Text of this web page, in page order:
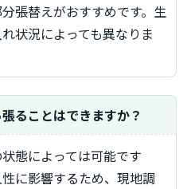
張替えがおすすめです。生
状況によっても異なりま
張ることはできますか？
に影響するため、現地調